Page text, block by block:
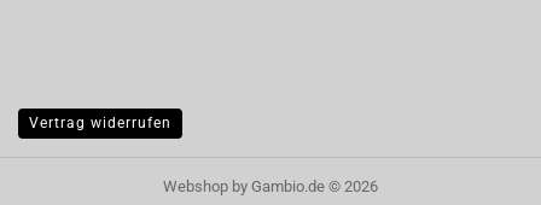
Vertrag widerrufen
Webshop by Gambio.de © 2026